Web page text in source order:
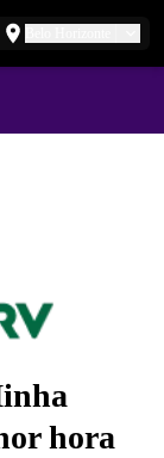
hora